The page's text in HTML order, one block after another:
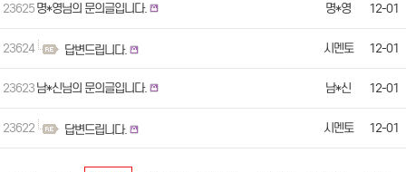
23625 명*영님의 문의글입니다. 명*영 12-01
23624 답변드립니다. 시멘토 12-01
23623 남*신님의 문의글입니다. 남*신 12-01
23622 답변드립니다. 시멘토 12-01